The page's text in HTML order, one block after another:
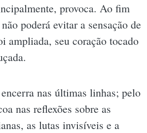
provoca. Ao fim
poderá evitar a sensação de
ampliada, seu coração tocado
nas últimas linhas; pelo
nas reflexões sobre as
as lutas invisíveis e a